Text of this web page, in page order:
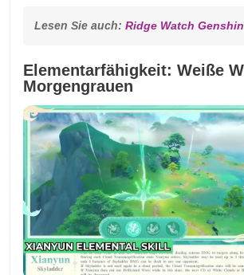
Lesen Sie auch: Ridge Watch
Elementarfähigkeit: Weiße
Morgengrauen